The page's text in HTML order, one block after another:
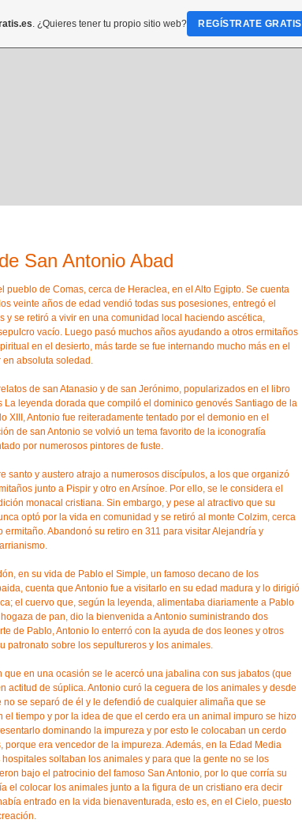
San Antonio Abad
pueblo de Comas, cerca de Heraclea, en el Alto Egipto. Se cuenta
veinte años de edad vendió todas sus posesiones, entregó el
y se retiró a vivir en una comunidad local haciendo ascética,
vacío. Luego pasó muchos años ayudando a otros ermitaños
en el desierto, más tarde se fue internando mucho más en el
en absoluta soledad.
de san Atanasio y de san Jerónimo, popularizados en el libro
La leyenda dorada que compiló el dominico genovés Santiago de la
XIII, Antonio fue reiteradamente tentado por el demonio en el
de san Antonio se volvió un tema favorito de la iconografía
por numerosos pintores de fuste.
santo y austero atrajo a numerosos discípulos, a los que organizó
junto a Pispir y otro en Arsínoe. Por ello, se le considera el
monacal cristiana. Sin embargo, y pese al atractivo que su
optó por la vida en comunidad y se retiró al monte Colzim, cerca
ermitaño. Abandonó su retiro en 311 para visitar Alejandría y
en su vida de Pablo el Simple, un famoso decano de los
cuenta que Antonio fue a visitarlo en su edad madura y lo dirigió
el cuervo que, según la leyenda, alimentaba diariamente a Pablo
de pan, dio la bienvenida a Antonio suministrando dos
de Pablo, Antonio lo enterró con la ayuda de dos leones y otros
patronato sobre los sepultureros y los animales.
que en una ocasión se le acercó una jabalina con sus jabatos (que
actitud de súplica. Antonio curó la ceguera de los animales y desde
no se separó de él y le defendió de cualquier alimaña que se
el tiempo y por la idea de que el cerdo era un animal impuro se hizo
dominando la impureza y por esto le colocaban un cerdo
porque era vencedor de la impureza. Además, en la Edad Media
soltaban los animales y para que la gente no se los
bajo el patrocinio del famoso San Antonio, por lo que corría su
el colocar los animales junto a la figura de un cristiano era decir
entrado en la vida bienaventurada, esto es, en el Cielo, puesto
. ¿Quieres tener tu propio sitio web? REGÍSTRATE GRATIS